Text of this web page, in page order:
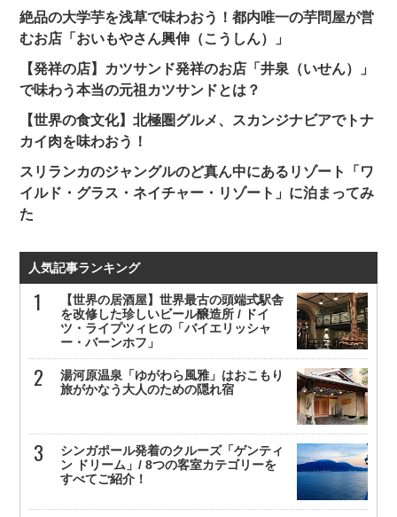
絶品の大学芋を浅草で味わおう！都内唯一の芋問屋が営
むお店「おいもやさん興伸（こうしん）」
【発祥の店】カツサンド発祥のお店「井泉（いせん）」
で味わう本当の元祖カツサンドとは？
【世界の食文化】北極圏グルメ、スカンジナビアでトナ
カイ肉を味わおう！
スリランカのジャングルのど真ん中にあるリゾート「ワ
イルド・グラス・ネイチャー・リゾート」に泊まってみ
た
人気記事ランキング
【世界の居酒屋】世界最古の頭端式駅舎
を改修した珍しいビール醸造所 / ドイ
ツ・ライプツィヒの「バイエリッシャ
ー・バーンホフ」
湯河原温泉「ゆがわら風雅」はおこもり
旅がかなう大人のための隠れ宿
シンガポール発着のクルーズ「ゲンティ
ン ドリーム」/ 8つの客室カテゴリーを
すべてご紹介！